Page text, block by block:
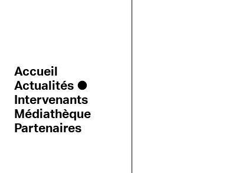
Accueil
Actualités
Intervenants
Médiathèque
Partenaires